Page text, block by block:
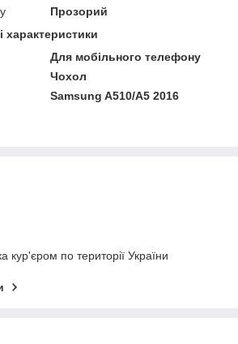
Прозорий
характеристики
Для мобільного телефону
Чохол
Samsung A510/A5 2016
кур'єром по території України